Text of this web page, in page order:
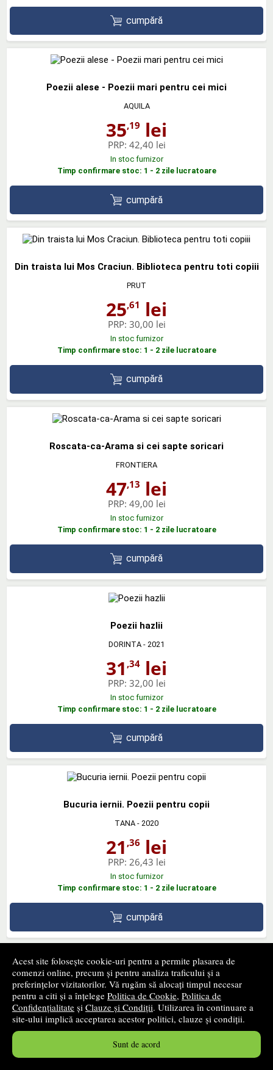
Acest site folosește cookie-uri pentru a permite plasarea de
comenzi online, precum și pentru analiza traficului și a
preferințelor vizitatorilor. Vă rugăm să alocați timpul necesar
pentru a citi și a înțelege Politica de Cookie, Politica de
Confidențialitate și Clauze și Condiții. Utilizarea în continuare a
site-ului implică acceptarea acestor politici, clauze și condiții.
Sunt de acord
cumpără
Poezii alese - Poezii mari pentru cei mici
AQUILA
35,19 lei
PRP: 42,40 lei
In stoc furnizor
Timp confirmare stoc: 1 - 2 zile lucratoare
cumpără
Din traista lui Mos Craciun. Biblioteca pentru toti copiii
PRUT
25,61 lei
PRP: 30,00 lei
In stoc furnizor
Timp confirmare stoc: 1 - 2 zile lucratoare
cumpără
Roscata-ca-Arama si cei sapte soricari
FRONTIERA
47,13 lei
PRP: 49,00 lei
In stoc furnizor
Timp confirmare stoc: 1 - 2 zile lucratoare
cumpără
Poezii hazlii
DORINTA - 2021
31 ,34 lei
PRP: 32,00 lei
In stoc furnizor
Timp confirmare stoc: 1 - 2 zile lucratoare
cumpără
Bucuria iernii. Poezii pentru copii
TANA - 2020
21 ,36 lei
PRP: 26,43 lei
In stoc furnizor
Timp confirmare stoc: 1 - 2 zile lucratoare
cumpără
Satira duhului meu de Grigore Alexandrescu
TOP PUBLISHING- 2021
16,38lei
PRP: 18,00 lei
In stoc furnizor